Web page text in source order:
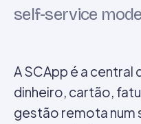
self-service
A SCApp é a central
dinheiro, cartão,
gestão remota num